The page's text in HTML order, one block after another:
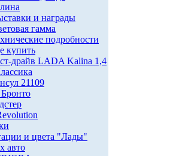
и награды
гамма
подробности
купить
драйв LADA Kalina 1,4
21109
и цвета "Лады"
авто